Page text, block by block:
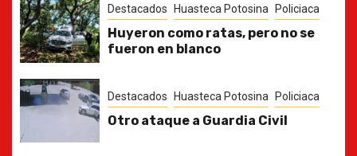
Destacados Huasteca Potosina Policiaca
Huyeron como ratas, pero no se
fueron en blanco
Destacados Huasteca Potosina Policiaca
Otro ataque a Guardia Civil